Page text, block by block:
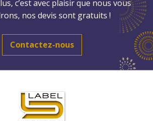
c’est avec plaisir que nous vous
nos devis sont gratuits !
Contactez-nous